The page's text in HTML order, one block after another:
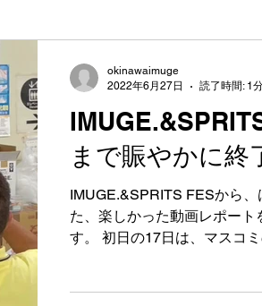
まで賑やかに終
IMUGE.&SPRITS FESから、はや１週間、呑んだ、食べ
た、楽しかった動画レポート
す。 初日の17日は、マスコ
okinawaimuge
2022年6月27日
読了時間: 1